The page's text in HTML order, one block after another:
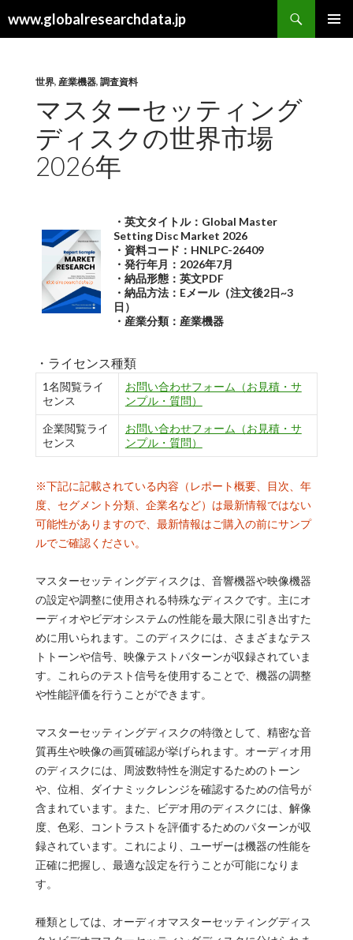
www.globalresearchdata.jp
索
世界, 産業機器, 調査資料
マスターセッティング
ディスクの世界市場
2026年
・英文タイトル：Global Master
Setting Disc Market 2026
・資料コード：HNLPC-26409
・発行年月：2026年7月
・納品形態：英文PDF
・納品方法：Eメール（注文後2日~3
日）
・産業分類：産業機器
・ライセンス種類
1名閲覧ライ
センス
お問い合わせフォーム（お見積・サ
ンプル・質問）
企業閲覧ライ
センス
お問い合わせフォーム（お見積・サ
ンプル・質問）
※下記に記載されている内容（レポート概要、目次、年
度、セグメント分類、企業名など）は最新情報ではない
可能性がありますので、最新情報はご購入の前にサンプ
ルでご確認ください。
マスターセッティングディスクは、音響機器や映像機器
の設定や調整に使用される特殊なディスクです。主にオ
ーディオやビデオシステムの性能を最大限に引き出すた
めに用いられます。このディスクには、さまざまなテス
トトーンや信号、映像テストパターンが収録されていま
す。これらのテスト信号を使用することで、機器の調整
や性能評価を行うことができます。
マスターセッティングディスクの特徴として、精密な音
質再生や映像の画質確認が挙げられます。オーディオ用
のディスクには、周波数特性を測定するためのトーン
や、位相、ダイナミックレンジを確認するための信号が
含まれています。また、ビデオ用のディスクには、解像
度、色彩、コントラストを評価するためのパターンが収
録されています。これにより、ユーザーは機器の性能を
正確に把握し、最適な設定を行うことが可能になりま
す。
種類としては、オーディオマスターセッティングディス